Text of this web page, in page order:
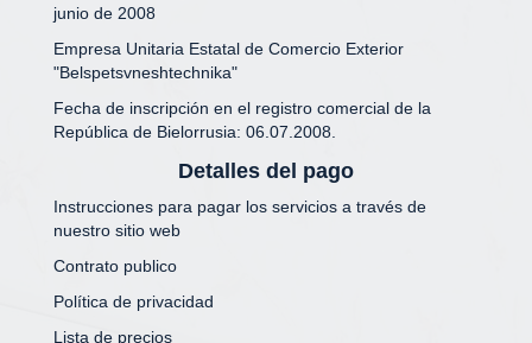
junio de 2008
Empresa Unitaria Estatal de Comercio Exterior
"Belspetsvneshtechnika"
Fecha de inscripción en el registro comercial de la
República de Bielorrusia: 06.07.2008.
Detalles del pago
Instrucciones para pagar los servicios a través de
nuestro sitio web
Contrato publico
Política de privacidad
Lista de precios